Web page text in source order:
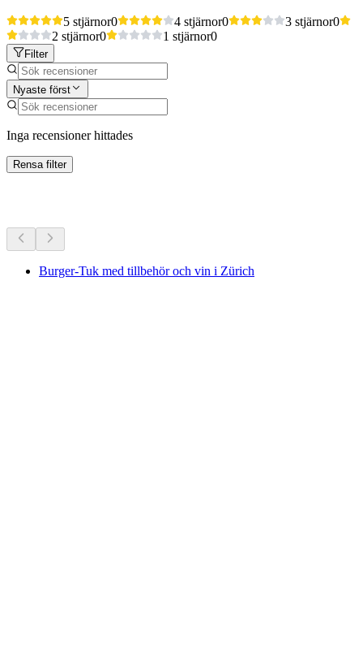
5 stjärnor0 4 stjärnor0 3 stjärnor0
2 stjärnor0 1 stjärnor0
Filter
Nyaste först
Inga recensioner hittades
Rensa filter
Burger-Tuk med tillbehör och vin i Zürich